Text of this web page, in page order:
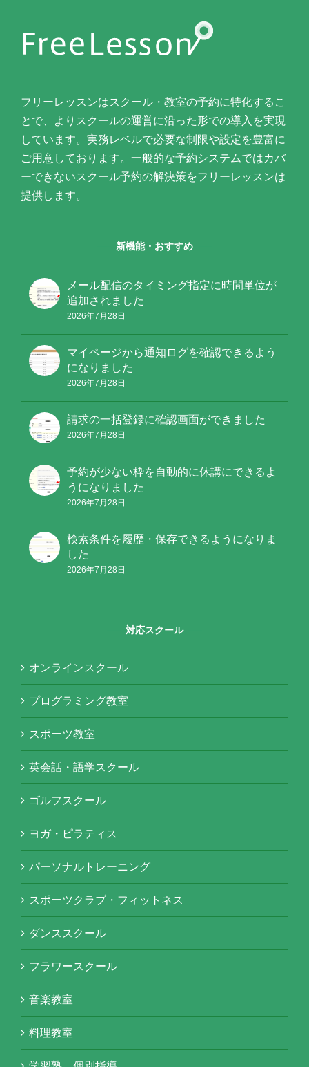
フリーレッスンはスクール・教室の予約に特化するこ
とで、よりスクールの運営に沿った形での導入を実現
しています。実務レベルで必要な制限や設定を豊富に
ご用意しております。一般的な予約システムではカバ
ーできないスクール予約の解決策をフリーレッスンは
提供します。
新機能・おすすめ
メール配信のタイミング指定に時間単位が
追加されました
2026年7月28日
マイページから通知ログを確認できるよう
になりました
2026年7月28日
請求の一括登録に確認画面ができました
2026年7月28日
予約が少ない枠を自動的に休講にできるよ
うになりました
2026年7月28日
検索条件を履歴・保存できるようになりま
した
2026年7月28日
対応スクール
オンラインスクール
プログラミング教室
スポーツ教室
英会話・語学スクール
ゴルフスクール
ヨガ・ピラティス
パーソナルトレーニング
スポーツクラブ・フィットネス
ダンススクール
フラワースクール
音楽教室
料理教室